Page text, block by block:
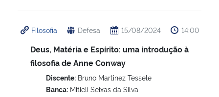
Filosofia Defesa 15/08/2024 14:00
Deus, Matéria e Espírito: uma introdução à
filosofia de Anne Conway
Discente: Bruno Martinez Tessele
Banca: Mitieli Seixas da Silva